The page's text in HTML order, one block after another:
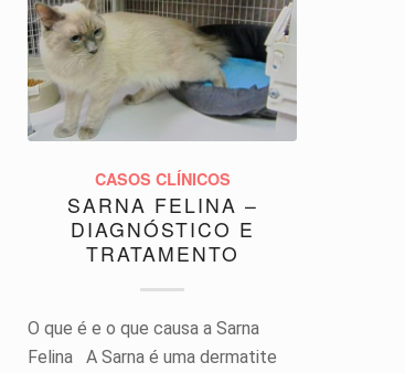
CASOS CLÍNICOS
SARNA FELINA –
DIAGNÓSTICO E
TRATAMENTO
O que é e o que causa a Sarna
Felina A Sarna é uma dermatite